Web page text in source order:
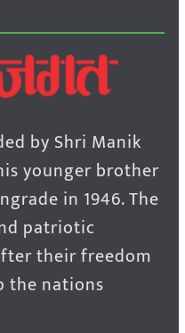
by Shri Manik
younger brother
in 1946. The
patriotic
their freedom
the nations